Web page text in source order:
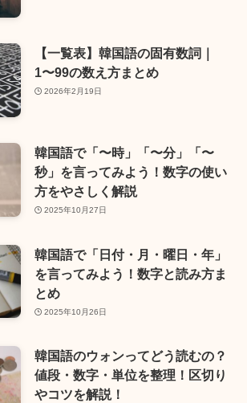
【一覧表】韓国語の固有数詞｜
1〜99の数え方まとめ
2026年2月19日
韓国語で「〜時」「〜分」「〜
秒」を言ってみよう！数字の使い
方をやさしく解説
2025年10月27日
韓国語で「日付・月・曜日・年」
を言ってみよう！数字と読み方ま
とめ
2025年10月26日
韓国語のウォンってどう読むの？
値段・数字・単位を整理！区切り
やコツを解説！